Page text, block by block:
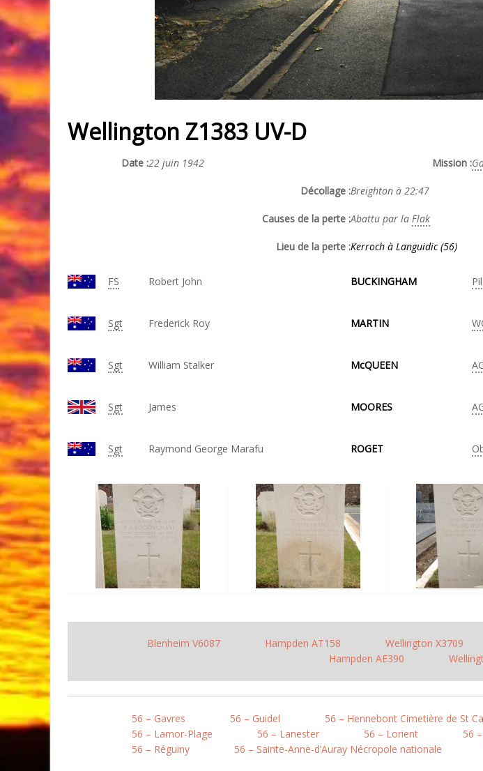
Wellington Z1383 UV-D
Date :22 juin 1942 Mission :
Décollage :Breighton à 22:47
Causes de la perte :Abattu par la Flak
Lieu de la perte :Kerroch à Languidic (56)
FS Robert John BUCKINGHAM Pil
Sgt Frederick Roy MARTIN
Sgt William Stalker McQUEEN
Sgt James MOORES
Sgt Raymond George Marafu ROGET
Blenheim V6087 Hampden AT158 Wellington X3709
Hampden AE390
56 – Gavres 56 – Guidel 56 – Hennebont Cimetière de St
56 – Lamor-Plage
56 – Lanester 56 – Lorient 56
56 – Réguiny
56 – Sainte-Anne-d’Auray Nécropole nationale